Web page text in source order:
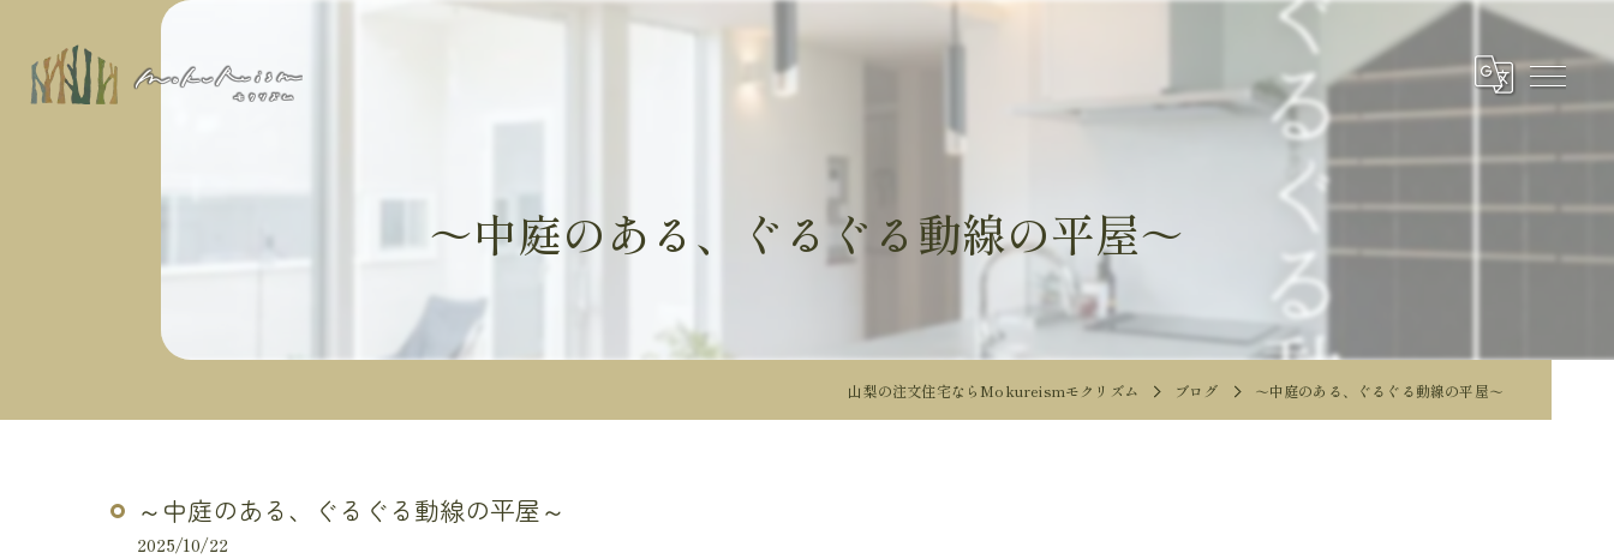
～中庭のある、ぐるぐる動線の平屋～
山梨の注文住宅ならMokureismモクリズム ブログ ～中庭のある、ぐるぐる動線の平屋～
～中庭のある、ぐるぐる動線の平屋～
2025/10/22